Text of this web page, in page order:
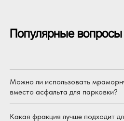
Популярные вопросы
Можно ли использовать
вместо асфальта для парковки?
Какая фракция лучше подходит